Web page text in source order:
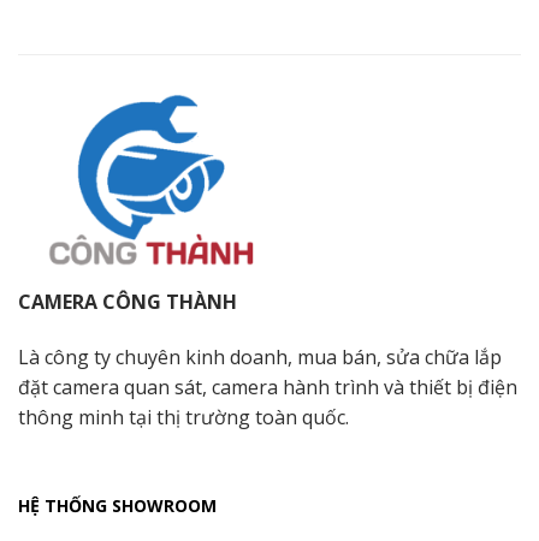
CAMERA CÔNG THÀNH
Là công ty chuyên kinh doanh, mua bán, sửa chữa lắp
đặt camera quan sát, camera hành trình và thiết bị điện
thông minh tại thị trường toàn quốc.
HỆ THỐNG SHOWROOM